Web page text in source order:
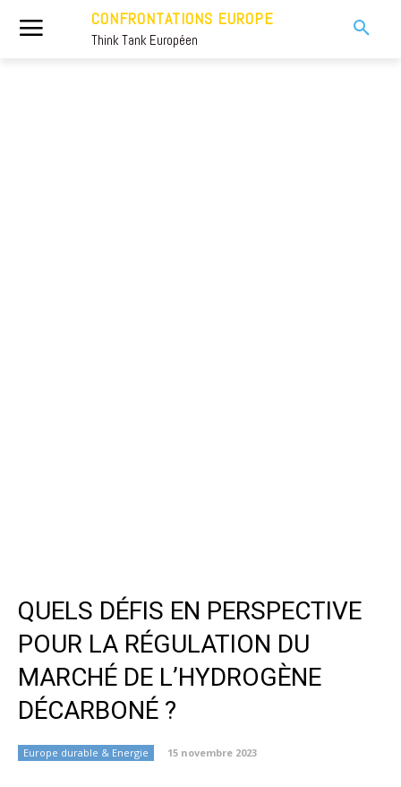
CONFRONTATIONS EUROPE
Think Tank Européen
QUELS DÉFIS EN PERSPECTIVE
POUR LA RÉGULATION DU
MARCHÉ DE L’HYDROGÈNE
DÉCARBONÉ ?
Europe durable & Energie 15 novembre 2023